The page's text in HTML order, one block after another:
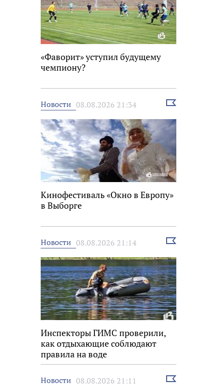
«Фаворит» уступил будущему
чемпиону?
Новости 08.08.2026 21:34
Выбрать
Кинофестиваль «Окно в Европу»
в Выборге
Новости 08.08.2026 21:14
Выбрать
Инспекторы ГИМС проверили,
как отдыхающие соблюдают
правила на воде
Новости 08.08.2026 21:11
Выбрать